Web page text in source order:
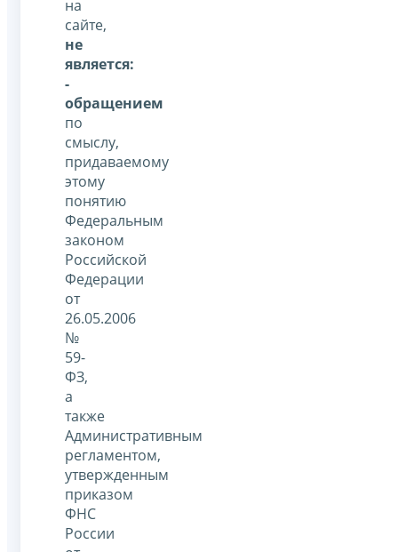
на
сайте,
не
является:
-
обращением
по
смыслу,
придаваемому
этому
понятию
Федеральным
законом
Российской
Федерации
от
26.05.2006
№
59-
ФЗ,
а
также
Административным
регламентом,
утвержденным
приказом
ФНС
России